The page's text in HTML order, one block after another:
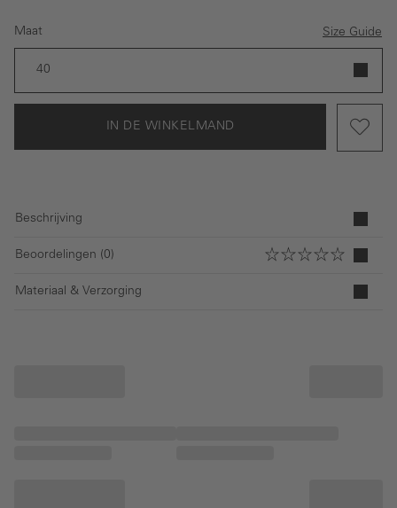
Maat Size Guide
40
IN DE WINKELMAND
Beschrijving
Beoordelingen (0)
Materiaal & Verzorging